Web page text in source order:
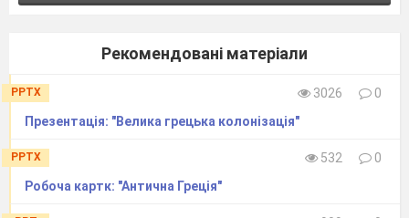
Рекомендовані матеріали
PPTX 3026
0
Презентація: "Велика грецька колонізація"
PPTX 532
0
Робоча картк: "Антична Греція"